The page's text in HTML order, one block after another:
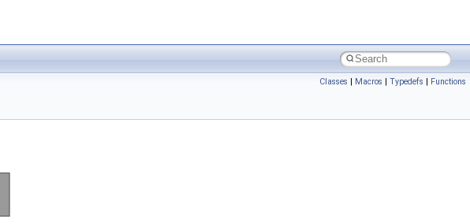
Classes | Macros | Typedefs | Functions